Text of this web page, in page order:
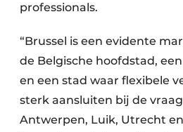
professionals.
“Brussel is een evidente
de Belgische hoofdstad,
en een stad waar flexibele
sterk aansluiten bij de
Antwerpen, Luik, Utrecht